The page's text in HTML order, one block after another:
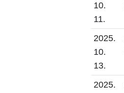
10.
11.
2025.
10.
13.
2025.